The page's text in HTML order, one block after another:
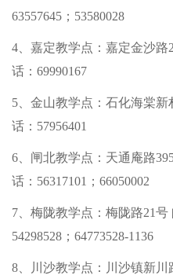
63557645；53580028
4、嘉定教学点：嘉定金沙路
话：69990167
5、金山教学点：石化海棠新
话：57956401
6、闸北教学点：天通庵路
话：56317101；66050002
7、梅陇教学点：梅陇路21号
54298528；64773528-1136
8、川沙教学点：川沙镇新川